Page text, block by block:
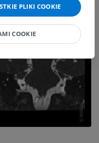
PLIKI COOKIE
COOKIE